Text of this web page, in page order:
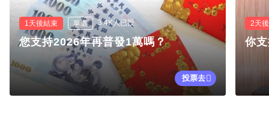
1天後結束 單選 3.4K人已投
您支持2026年再普發1萬嗎？
投票去
2天
你